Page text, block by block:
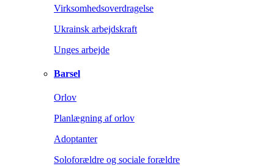
Virksomhedsoverdragelse
Ukrainsk arbejdskraft
Unges arbejde
Barsel
Orlov
Planlægning af orlov
Adoptanter
Soloforældre og sociale forældre